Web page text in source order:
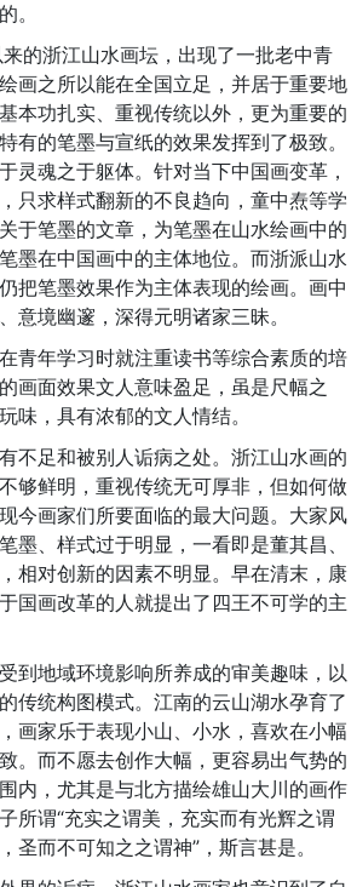
。
浙江山水画坛，出现了一批老中青
画之所以能在全国立足，并居于重要地
本功扎实、重视传统以外，更为重要的
有的笔墨与宣纸的效果发挥到了极致。
灵魂之于躯体。针对当下中国画变革，
只求样式翻新的不良趋向，童中焘等学
于笔墨的文章，为笔墨在山水绘画中的
墨在中国画中的主体地位。而浙派山水
把笔墨效果作为主体表现的绘画。画中
意境幽邃，深得元明诸家三昧。
年学习时就注重读书等综合素质的培
画面效果文人意味盈足，虽是尺幅之
味，具有浓郁的文人情结。
足和被别人诟病之处。浙江山水画的
够鲜明，重视传统无可厚非，但如何做
今画家们所要面临的最大问题。大家风
墨、样式过于明显，一看即是董其昌、
相对创新的因素不明显。早在清末，康
国画改革的人就提出了四王不可学的主
地域环境影响所养成的审美趣味，以
传统构图模式。江南的云山湖水孕育了
画家乐于表现小山、小水，喜欢在小幅
。而不愿去创作大幅，更容易出气势的
内，尤其是与北方描绘雄山大川的画作
所谓“充实之谓美，充实而有光辉之谓
圣而不可知之之谓神”，斯言甚是。